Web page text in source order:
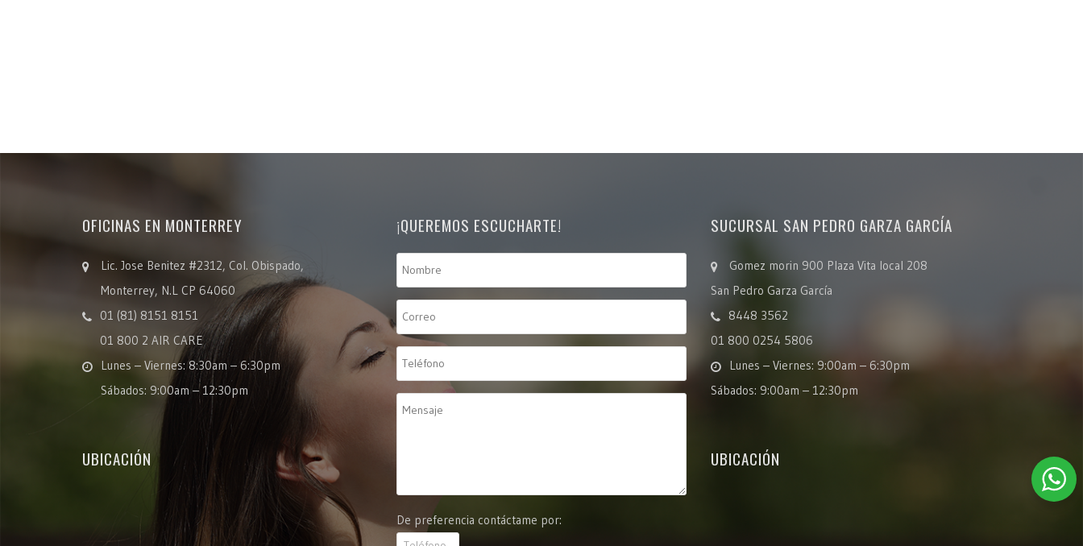
OFICINAS EN MONTERREY
Lic. Jose Benitez #2312, Col. Obispado,
Monterrey, N.L CP 64060
01 (81) 8151 8151
01 800 2 AIR CARE
Lunes – Viernes: 8:30am – 6:30pm
Sábados: 9:00am – 12:30pm
UBICACIÓN
¡QUEREMOS ESCUCHARTE!
De preferencia contáctame por:
SUCURSAL SAN PEDRO GARZA GARCÍA
Gomez morin 900 Plaza Vita local 208
San Pedro Garza García
8448 3562
01 800 0254 5806
Lunes – Viernes: 9:00am – 6:30pm
Sábados: 9:00am – 12:30pm
UBICACIÓN